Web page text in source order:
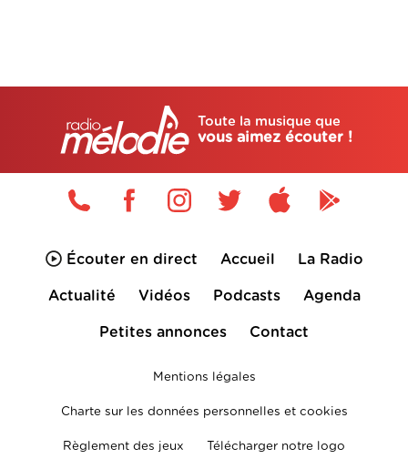
Toute la musique que
vous aimez écouter !
Écouter en direct Accueil La Radio
Actualité Vidéos Podcasts Agenda
Petites annonces Contact
Mentions légales
Charte sur les données personnelles et cookies
Règlement des jeux Télécharger notre logo